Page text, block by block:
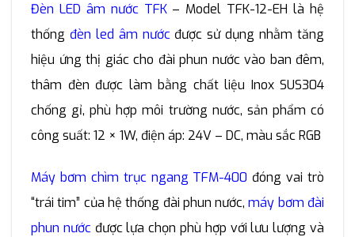
Đèn LED âm nước TFK– Model TFK-12-EH là hệ
thống đèn led âm nướcđược sử dụng nhằm tăng
hiệu ứng thị giác cho đài phun nước vào ban đêm,
thâm đèn được làm bằng chất liệu Inox SUS304
chống gỉ, phù hợp môi trường nước, sản phẩm có
công suất: 12 × 1W, điện áp: 24V – DC, màu sắc RGB
Máy bơm chìm trục ngang TFM-400 đóng vai trò
“trái tim” của hệ thống đài phun nước,máy bơm đài
phun nướcđược lựa chọn phù hợp với lưu lượng và